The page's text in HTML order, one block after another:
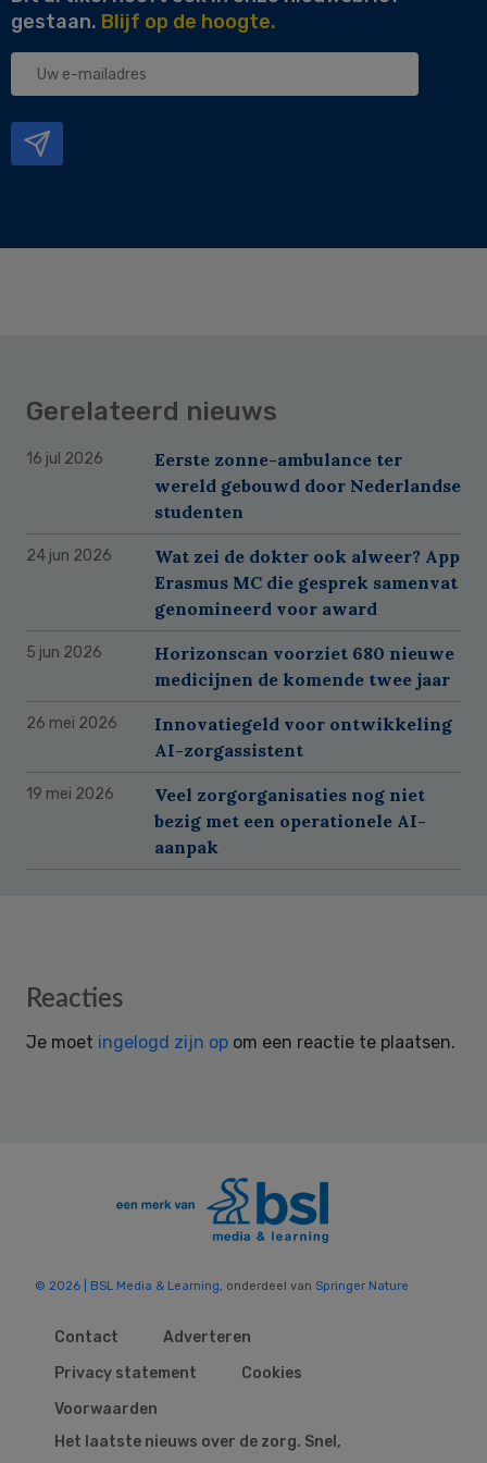
gestaan. Blijf op de hoogte.
Uw
Gerelateerd nieuws
16 jul 2026
Eerste zonne-ambulance ter
wereld gebouwd door Nederlandse
studenten
24 jun 2026
Wat zei de dokter ook alweer? App
Erasmus MC die gesprek samenvat
genomineerd voor award
5 jun 2026
Horizonscan voorziet 680 nieuwe
medicijnen de komende twee jaar
26 mei 2026
Innovatiegeld voor ontwikkeling
AI-zorgassistent
19 mei 2026
Veel zorgorganisaties nog niet
bezig met een operationele AI-
aanpak
Reader
Reacties
Je moet ingelogd zijn op om een reactie te plaatsen.
© 2026 | BSL Media & Learning , onderdeel van Springer Nature
Contact
Adverteren
Privacy statement
Cookies
Voorwaarden
Het laatste nieuws over de zorg. Snel,